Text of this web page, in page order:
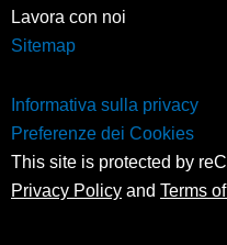
Lavora con noi
Sitemap
Informativa sulla privacy
Preferenze dei Cookies
This site is protected by
Privacy Policy and Terms